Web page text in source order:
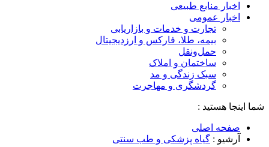
اخبار منابع طبیعی
اخبار عمومی
تجارت و خدمات و بازاریابی
بیمه، طلا، فارکس و ارزدیجیتال
حمل‌و‌نقل
ساختمان و املاک
سبک زندگی و مد
گردشگری و مهاجرت
شما اینجا هستید :
صفحه اصلی
آرشیو : گیاه پزشکی و طب سنتی